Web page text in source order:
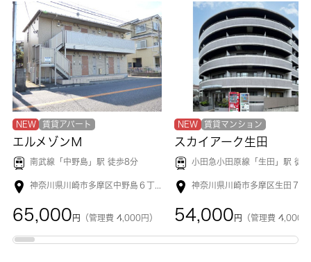
NEW 賃貸アパート
エルメゾンＭ
南武線「 中野島 」駅 徒歩8分
65,000 円 （管理費 4,000円）
NEW 賃貸マンション
スカイアーク生田
小田急小田原線「生田 」駅 徒歩2
神奈川県川崎市多摩区生田７丁
54,000 円 （管理費 4,000